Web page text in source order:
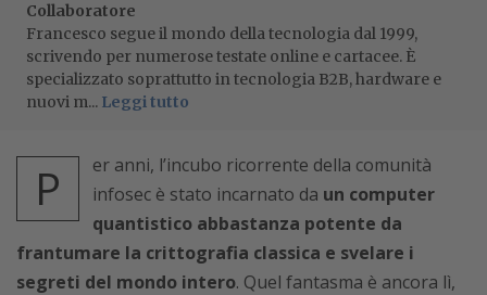
Collaboratore
Francesco segue il mondo della tecnologia dal 1999,
scrivendo per numerose testate online e cartacee. È
specializzato soprattutto in tecnologia B2B, hardware e
nuovi m... Leggi tutto
P
er anni, l’incubo ricorrente della comunità
infosec è stato incarnato da un computer
quantistico abbastanza potente da
frantumare la crittografia classica e svelare i
segreti del mondo intero. Quel fantasma è ancora lì,